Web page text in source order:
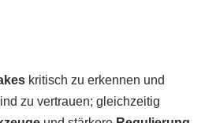
kritisch zu erkennen und
zu vertrauen; gleichzeitig